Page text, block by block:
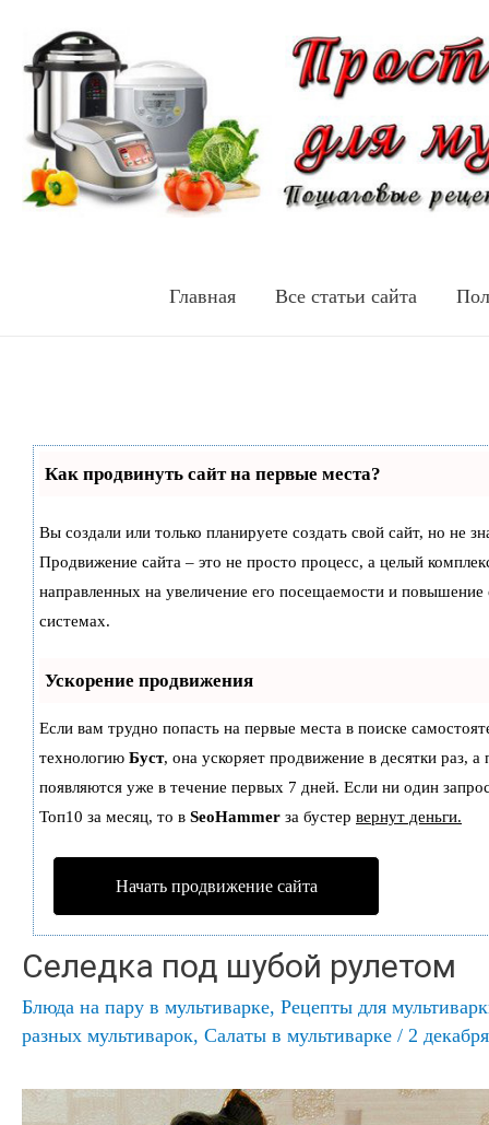
Главная Все статьи сайта
Как продвинуть сайт на первые места?
Вы создали или только планируете создать свой сайт, но не
Продвижение сайта – это не просто процесс, а целый
направленных на увеличение его посещаемости и повышение
системах.
Ускорение продвижения
Если вам трудно попасть на первые места в поиске
технологию Буст, она ускоряет продвижение в десятки раз, а
появляются уже в течение первых 7 дней. Если ни один
Топ10 за месяц, то в SeoHammer за бустер вернут деньги.
Начать продвижение сайта
Селедка под шубой рулетом
Блюда на пару в мультиварке, Рецепты для
разных мультиварок, Салаты в мультиварке / 2